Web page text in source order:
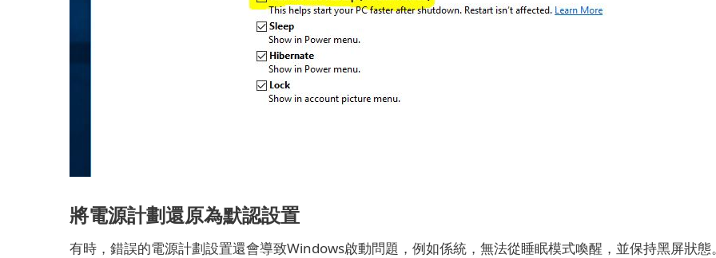
將電源計劃還原為默認設置
有時，錯誤的電源計劃設置還會導致Windows啟動問題，例如係統，無法從睡眠模式喚醒，並保持黑屏狀態